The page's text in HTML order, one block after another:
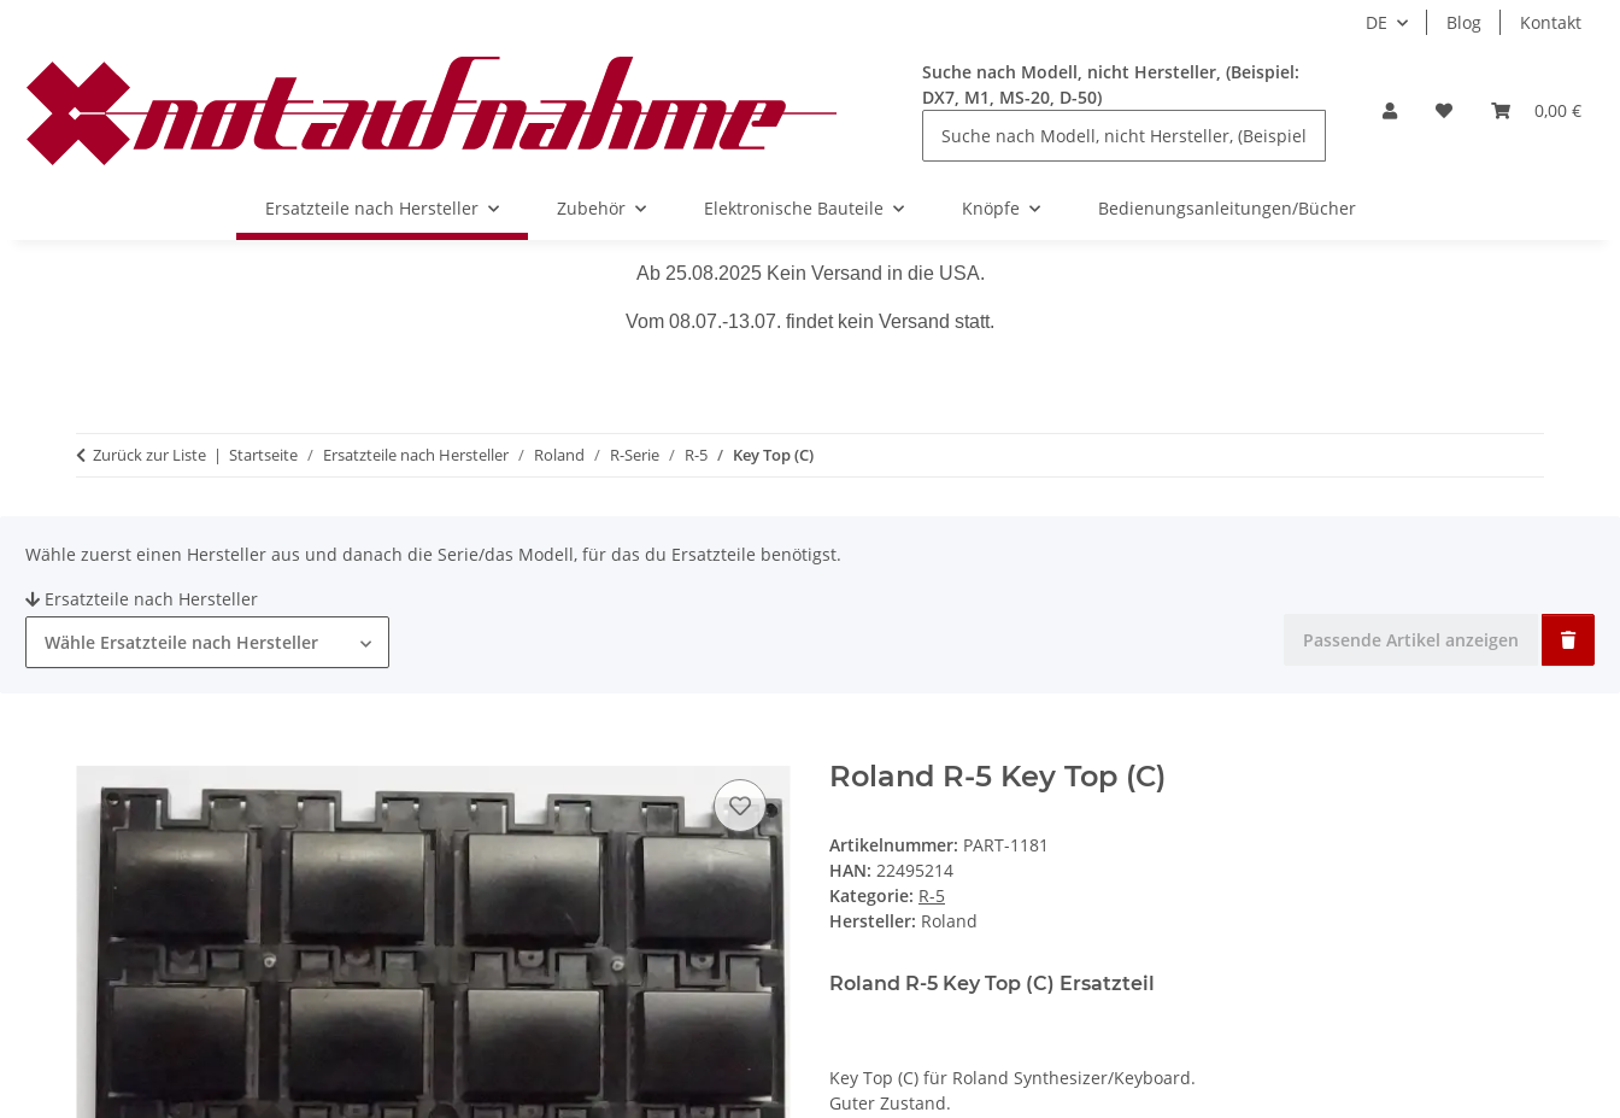
DE Blog Kontakt
Suche nach Modell, nicht Hersteller, (Beispiel:
DX7, M1, MS-20, D-50)
0,00 €
Ersatzteile nach Hersteller Zubehör Elektronische Bauteile Knöpfe Bedienungsanleitungen/Bücher
Ab 25.08.2025 Kein Versand in die USA.
Vom 08.07.-13.07. findet kein Versand statt.
Zurück zur Liste Startseite Ersatzteile nach Hersteller Roland R-Serie R-5 Key Top (C)
Wähle zuerst einen Hersteller aus und danach die Serie/das Modell, für das du Ersatzteile benötigst.
Ersatzteile nach Hersteller
Wähle Ersatzteile nach Hersteller
Passende Artikel anzeigen
Roland R-5 Key Top (C)
Artikelnummer: PART-1181
HAN: 22495214
Kategorie: R-5
Hersteller: Roland
Roland R-5 Key Top (C) Ersatzteil
Key Top (C) für Roland Synthesizer/Keyboard.
Guter Zustand.